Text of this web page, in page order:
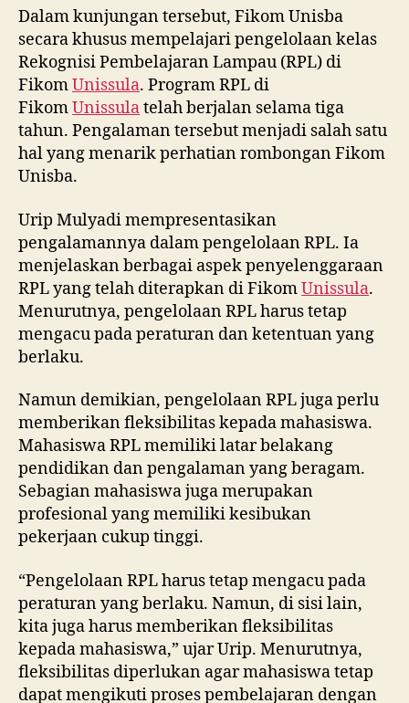
Dalam kunjungan tersebut, Fikom Unisba
secara khusus mempelajari pengelolaan kelas
Rekognisi Pembelajaran Lampau (RPL) di
FikomUnissula. Program RPL di
FikomUnissulatelah berjalan selama tiga
tahun. Pengalaman tersebut menjadi salah satu
hal yang menarik perhatian rombongan Fikom
Unisba.
Urip Mulyadi mempresentasikan
pengalamannya dalam pengelolaan RPL. Ia
menjelaskan berbagai aspek penyelenggaraan
RPL yang telah diterapkan di FikomUnissula.
Menurutnya, pengelolaan RPL harus tetap
mengacu pada peraturan dan ketentuan yang
berlaku.
Namun demikian, pengelolaan RPL juga perlu
memberikan fleksibilitas kepada mahasiswa.
Mahasiswa RPL memiliki latar belakang
pendidikan dan pengalaman yang beragam.
Sebagian mahasiswa juga merupakan
profesional yang memiliki kesibukan
pekerjaan cukup tinggi.
“Pengelolaan RPL harus tetap mengacu pada
peraturan yang berlaku. Namun, di sisi lain,
kita juga harus memberikan fleksibilitas
kepada mahasiswa,” ujar Urip. Menurutnya,
fleksibilitas diperlukan agar mahasiswa tetap
dapat mengikuti proses pembelajaran dengan